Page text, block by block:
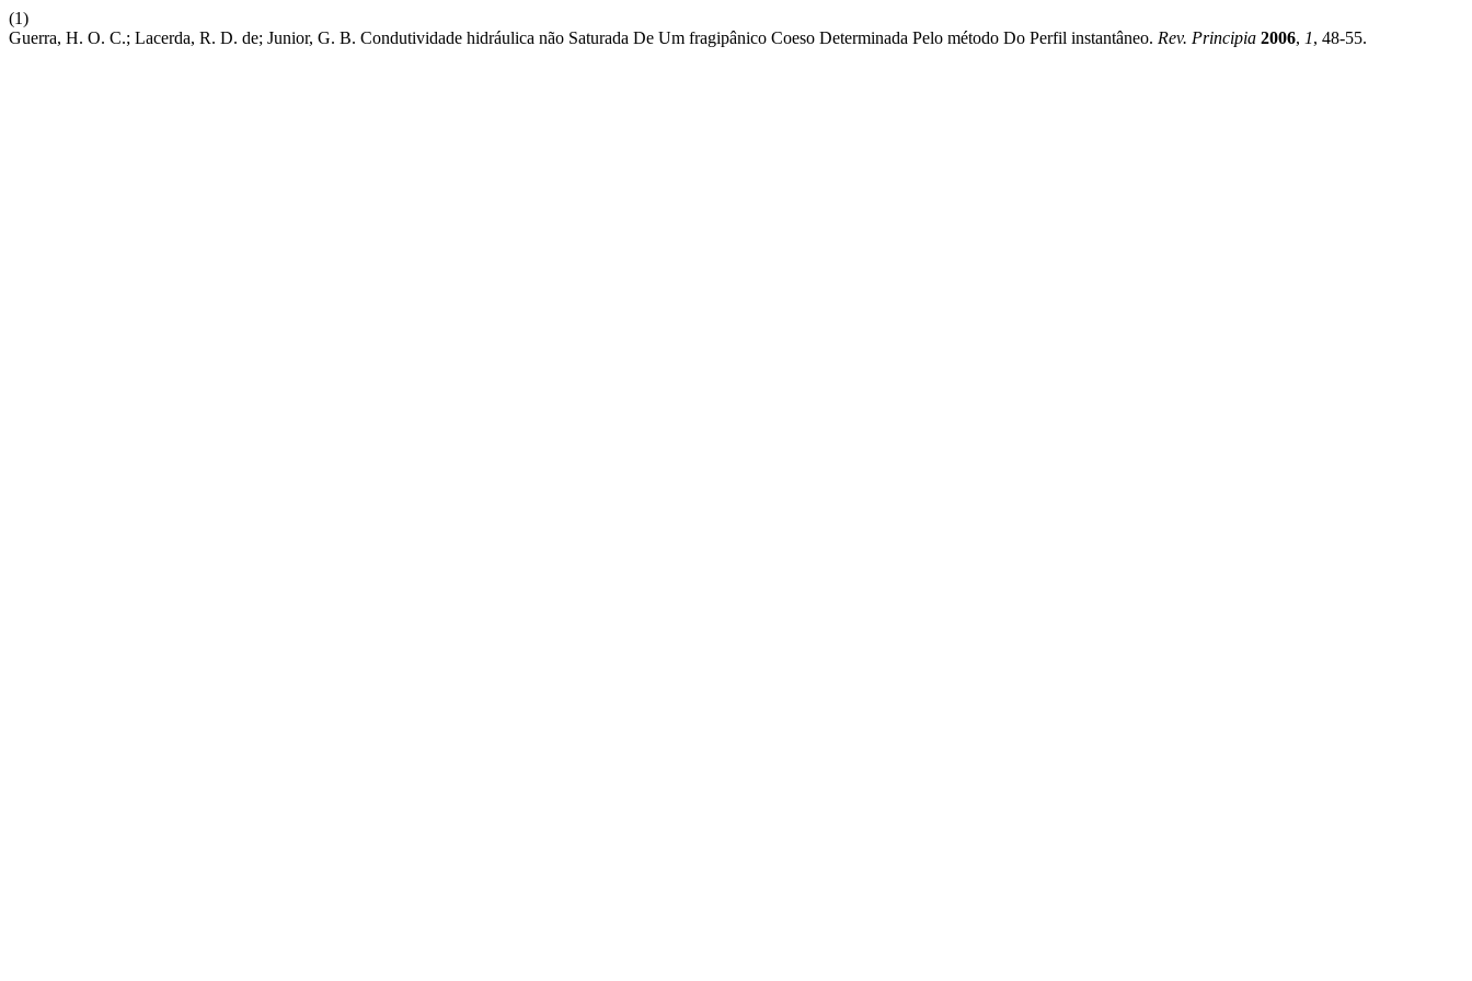
(1)
Guerra, H. O. C.; Lacerda, R. D. de; Junior, G. B. Condutividade hidráulica não Saturada De Um fragipânico Coeso Determinada Pelo método Do Perfil instantâneo. Rev. Principia 2006, 1, 48-55.